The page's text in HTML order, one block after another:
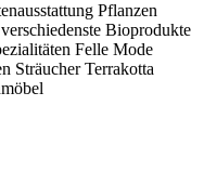
Pflanzen
verschiedenste Bioprodukte
Felle Mode
SträucherTerrakotta